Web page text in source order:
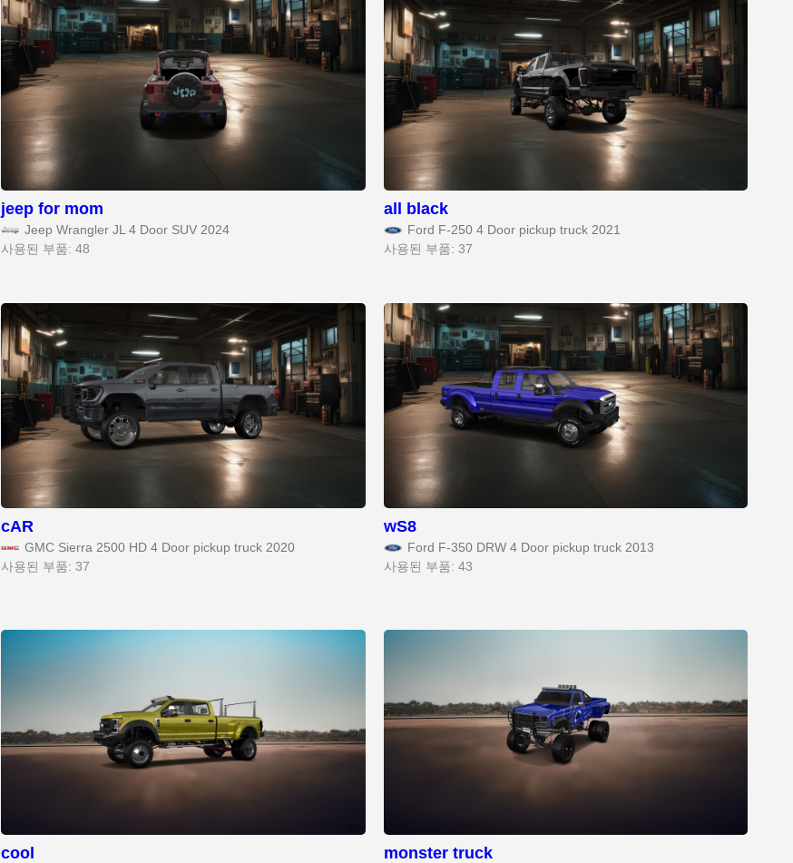
jeep for mom
Jeep Wrangler JL 4 Door SUV 2024
사용된 부품: 48
all black
Ford F-250 4 Door pickup truck 2021
사용된 부품: 37
cAR
GMC Sierra 2500 HD 4 Door pickup truck 2020
사용된 부품: 37
wS8
Ford F-350 DRW 4 Door pickup truck 2013
사용된 부품: 43
cool monster truck